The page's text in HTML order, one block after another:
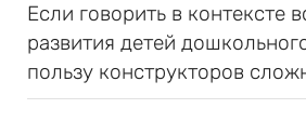
Если говорить в контексте
развития детей
пользу конструкторов